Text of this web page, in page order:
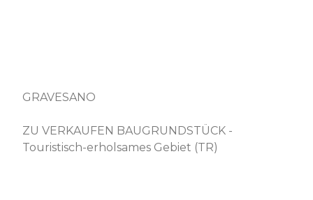
GRAVESANO
ZU VERKAUFEN BAUGRUNDSTÜCK -
Touristisch-erholsames Gebiet (TR)